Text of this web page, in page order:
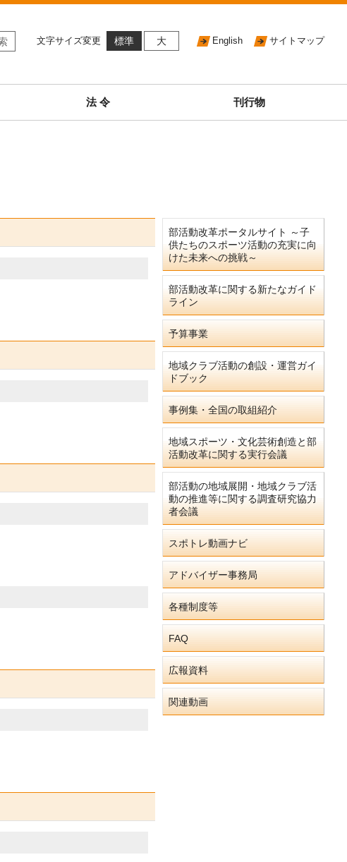
English サイトマップ
文字サイズ変更 標準 大
法 令 刊行物
部活動改革ポータルサイト ～子
供たちのスポーツ活動の充実に向
けた未来への挑戦～
部活動改革に関する新たなガイド
ライン
予算事業
地域クラブ活動の創設・運営ガイ
ドブック
事例集・全国の取組紹介
地域スポーツ・文化芸術創造と部
活動改革に関する実行会議
部活動の地域展開・地域クラブ活
動の推進等に関する調査研究協力
者会議
スポトレ動画ナビ
アドバイザー事務局
各種制度等
FAQ
広報資料
関連動画